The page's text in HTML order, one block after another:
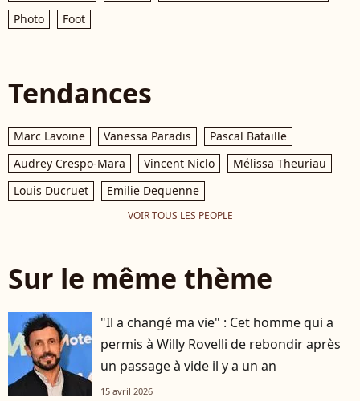
Photo
Foot
Tendances
Marc Lavoine Vanessa Paradis
Pascal Bataille
Audrey Crespo-Mara
Vincent Niclo
Mélissa Theuriau
Louis Ducruet
Emilie Dequenne
VOIR TOUS LES PEOPLE
Sur le même thème
"Il a changé ma vie" : Cet homme qui a
permis à Willy Rovelli de rebondir après
un passage à vide il y a un an
15 avril 2026